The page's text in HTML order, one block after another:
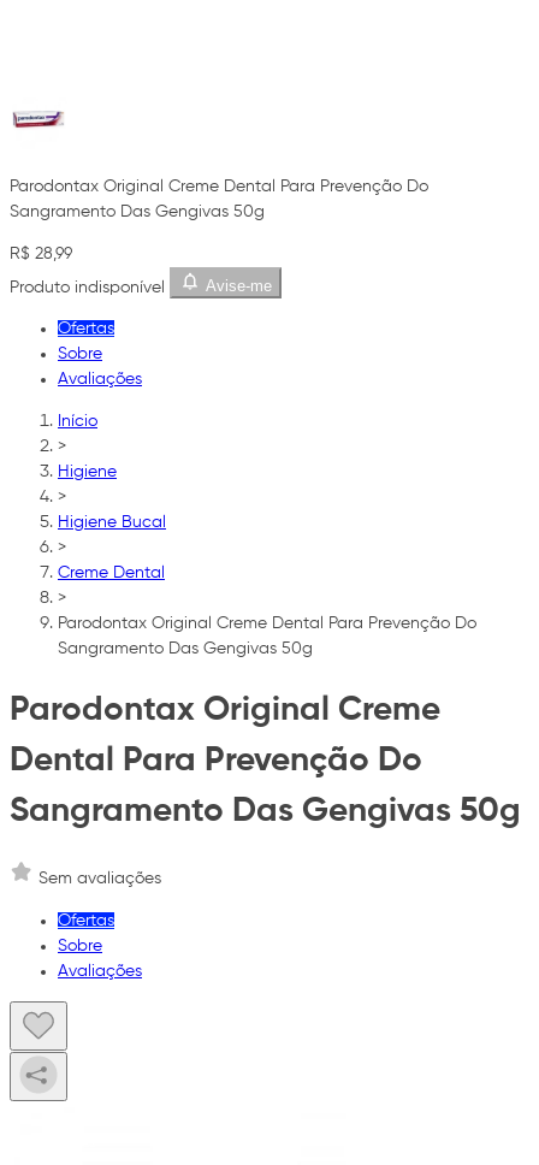
Parodontax Original Creme Dental Para Prevenção Do
Sangramento Das Gengivas 50g
R$ 28,99
Produto indisponível
Avise-me
Ofertas
Sobre
Avaliações
Início
>
Higiene
>
Higiene Bucal
>
Creme Dental
>
Parodontax Original Creme Dental Para Prevenção Do
Sangramento Das Gengivas 50g
Parodontax Original Creme
Dental Para Prevenção Do
Sangramento Das Gengivas 50g
Sem avaliações
Ofertas
Sobre
Avaliações